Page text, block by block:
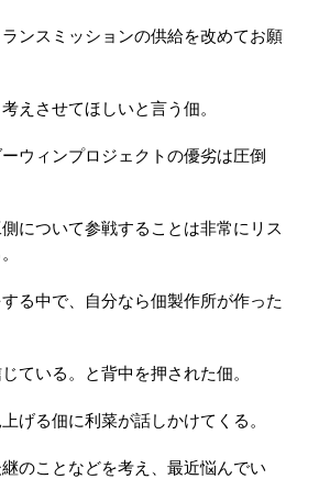
ンスミッションの供給を改めてお願
えさせてほしいと言う佃。
ウィンプロジェクトの優劣は圧倒
について参戦することは非常にリス
る中で、自分なら佃製作所が作った
ている。と背中を押された佃。
げる佃に利菜が話しかけてくる。
のことなどを考え、最近悩んでい